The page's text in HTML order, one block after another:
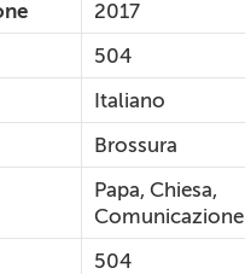
2017
504
Italiano
Brossura
Papa, Chiesa,
Comunicazione
504